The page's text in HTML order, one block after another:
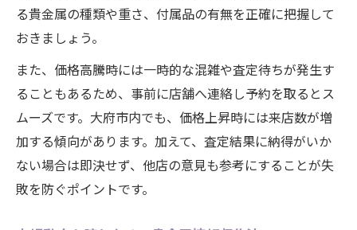
る貴金属の種類や重さ、付属品の有無を正確に把握して
おきましょう。
また、価格高騰時には一時的な混雑や査定待ちが発生す
ることもあるため、事前に店舗へ連絡し予約を取るとス
ムーズです。大府市内でも、価格上昇時には来店数が増
加する傾向があります。加えて、査定結果に納得がいか
ない場合は即決せず、他店の意見も参考にすることが失
敗を防ぐポイントです。